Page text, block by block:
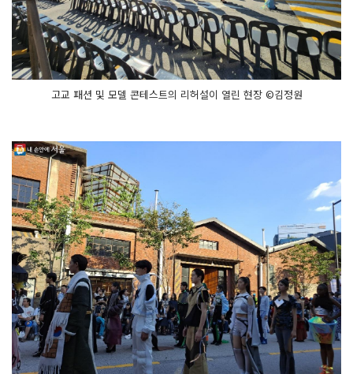
고교 패션 및 모델 콘테스트의 리허설이 열린 현장 ©김정원